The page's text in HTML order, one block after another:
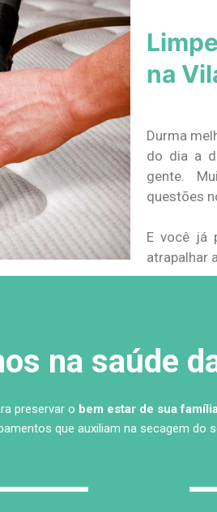
na
Durma
do dia a
gente.
questões
E você já
atrapalhar
na saúde
preservar o bem estar de sua
que auxiliam na secagem do